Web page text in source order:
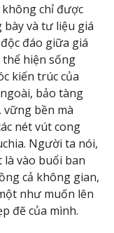
chỉ được
và tư liệu giá
đáo giữa giá
hiện sống
kiến trúc của
bảo tàng
bền mà
nét vút cong
Người ta nói,
là vào buổi ban
cả không gian,
như muốn lên
đẽ của mình.